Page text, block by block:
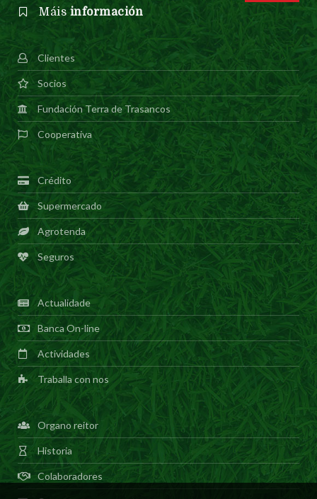
Máisinformación
Clientes
Socios
Fundación Terra de Trasancos
Cooperativa
Crédito
Supermercado
Agrotenda
Seguros
Actualidade
Banca On-line
Actividades
Traballa con nos
Organo reitor
Historia
Colaboradores